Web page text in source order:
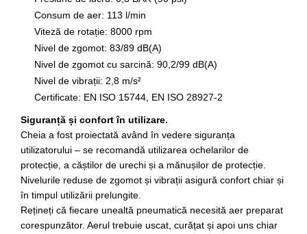
Peugeot
Renault
Rover
Seat
Skoda
Suzuki
Universale
Volkswagen
Volvo
Scule pentru tinichigerie
Consum de aer: 113 l/min
Viteză de rotație: 8000 rpm
Nivel de zgomot: 83/89 dB(A)
Nivel de zgomot cu sarcină: 90,2/99 dB(A)
Nivel de vibrații: 2,8 m/s²
Certificate: EN ISO 15744, EN ISO 28927-2
Siguranță și confort în utilizare.
Cheia a fost proiectată având în vedere siguranța
utilizatorului – se recomandă utilizarea ochelarilor de
protecție, a căștilor de urechi și a mănușilor de protecție.
Nivelurile reduse de zgomot și vibrații asigură confort chiar și
în timpul utilizării prelungite.
Rețineți că fiecare unealtă pneumatică necesită aer preparat
corespunzător. Aerul trebuie uscat, curățat și apoi uns chiar